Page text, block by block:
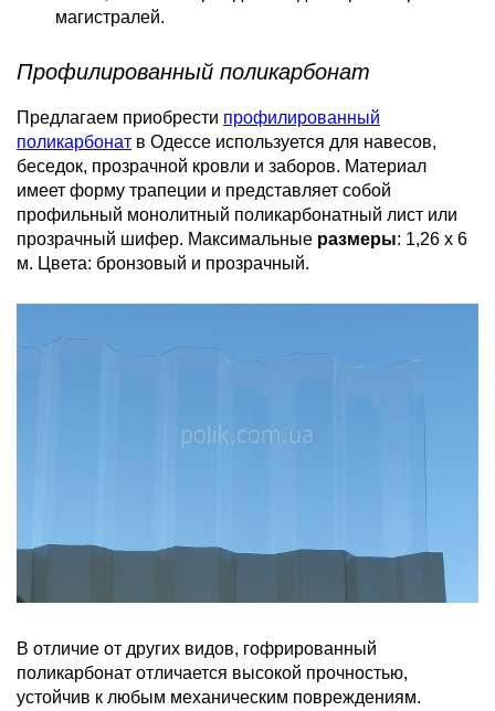
магистралей.
Профилированный поликарбонат
Предлагаем приобрести профилированный
поликарбонат в Одессе используется для навесов,
беседок, прозрачной кровли и заборов. Материал
имеет форму трапеции и представляет собой
профильный монолитный поликарбонатный лист или
прозрачный шифер. Максимальные размеры: 1,26 х 6
м. Цвета: бронзовый и прозрачный.
В отличие от других видов, гофрированный
поликарбонат отличается высокой прочностью,
устойчив к любым механическим повреждениям.